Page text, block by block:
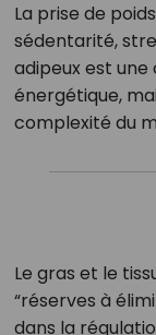
La prise de
sédentarité,
adipeux est une
énergétique,
complexité du
Le gras et le
“réserves à
dans la